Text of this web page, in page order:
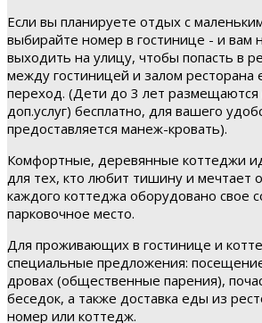
Если вы планируете отдых с
выбирайте номер в гостинице - и вам
выходить на улицу, чтобы попасть в
между гостиницей и залом ресторана
переход. (Дети до 3 лет размещаются
доп.услуг) бесплатно, для вашего
предоставляется манеж-кровать).
Комфортные, деревянные коттеджи
для тех, кто любит тишину и мечтает
каждого коттеджа оборудовано свое
парковочное место.
Для проживающих в гостинице и
специальные предложения:
дровах (общественные парения),
беседок, а также доставка еды из
номер или коттедж.